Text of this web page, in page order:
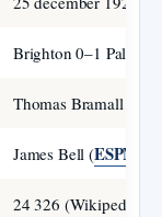
Brighton 0–1 Palace
Thomas Bramall (
James Bell (ESPN
24 326 (Wikipedia)